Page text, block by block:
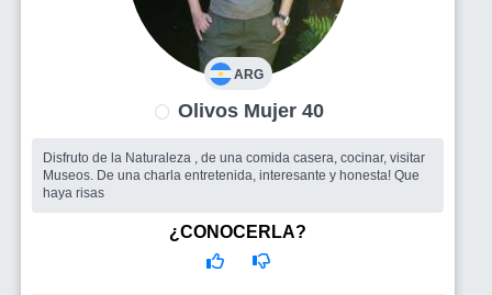
ARG
Olivos Mujer 40
Disfruto de la Naturaleza , de una comida casera, cocinar, visitar
Museos. De una charla entretenida, interesante y honesta! Que
haya risas
¿CONOCERLA?